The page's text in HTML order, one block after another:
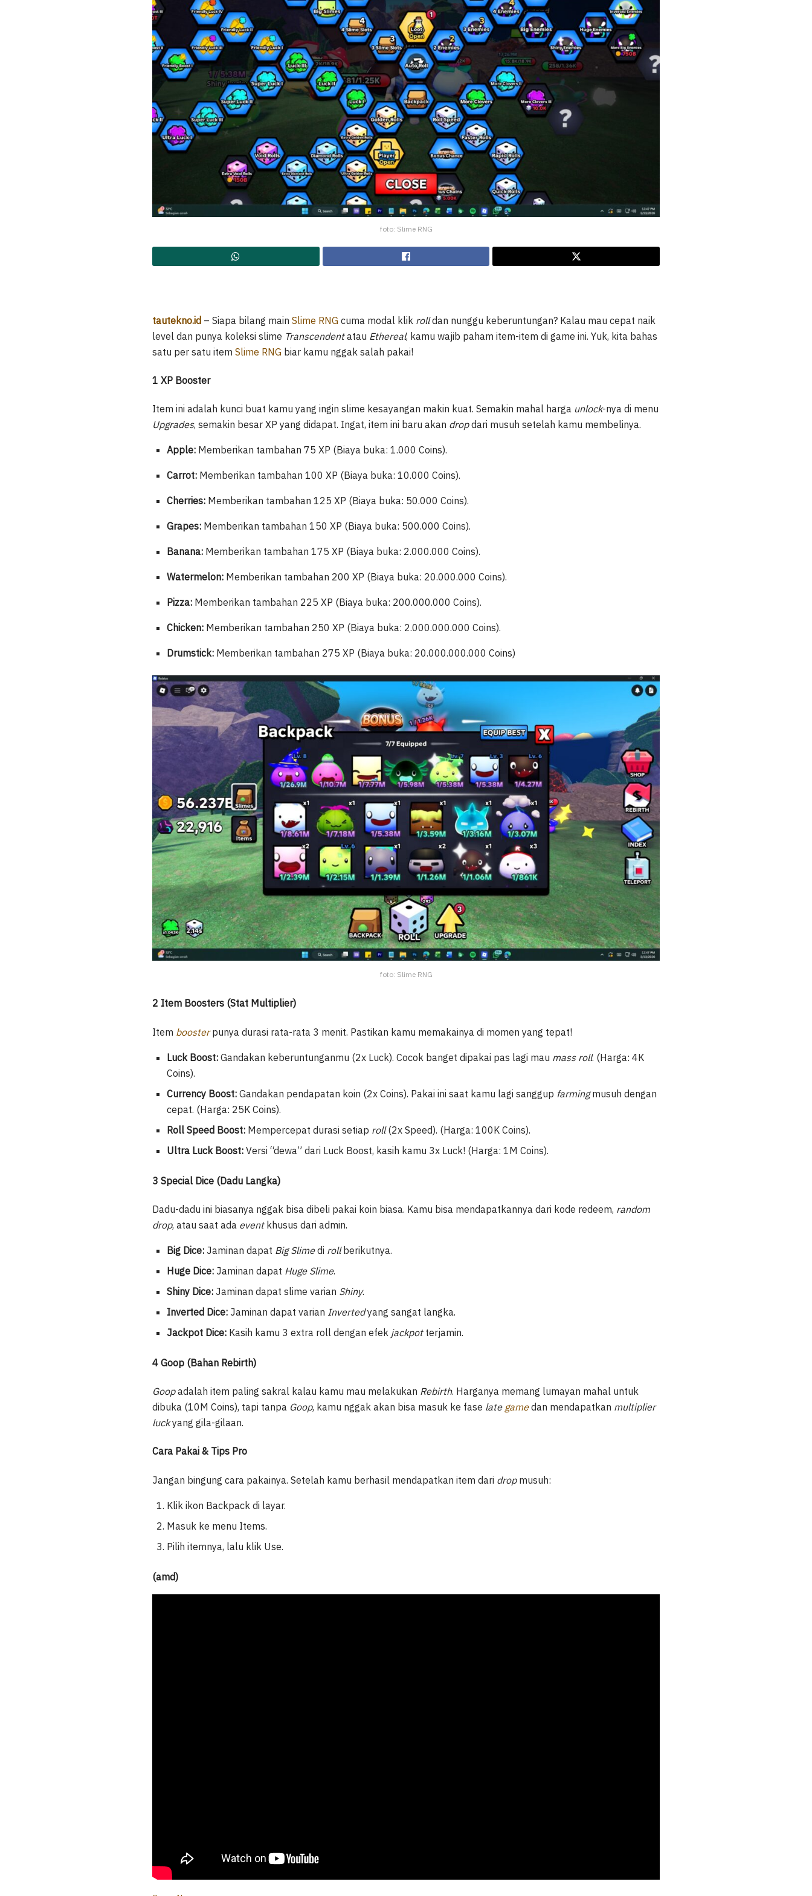
foto: Slime RNG
tautekno.id – Siapa bilang main Slime RNG cuma modal klik rolldan nunggu keberuntungan? Kalau mau cepat naik
level dan punya koleksi slime Transcendentatau Ethereal, kamu wajib paham item-item di game ini. Yuk, kita bahas
satu per satu item Slime RNG biar kamu nggak salah pakai!
1 XP Booster
Item ini adalah kunci buat kamu yang ingin slime kesayangan makin kuat. Semakin mahal harga unlock-nya di menu
Upgrades, semakin besar XP yang didapat. Ingat, item ini baru akan dropdari musuh setelah kamu membelinya.
Apple: Memberikan tambahan 75 XP (Biaya buka: 1.000 Coins).
Carrot: Memberikan tambahan 100 XP (Biaya buka: 10.000 Coins).
Cherries: Memberikan tambahan 125 XP (Biaya buka: 50.000 Coins).
Grapes: Memberikan tambahan 150 XP (Biaya buka: 500.000 Coins).
Banana: Memberikan tambahan 175 XP (Biaya buka: 2.000.000 Coins).
Watermelon: Memberikan tambahan 200 XP (Biaya buka: 20.000.000 Coins).
Pizza: Memberikan tambahan 225 XP (Biaya buka: 200.000.000 Coins).
Chicken: Memberikan tambahan 250 XP (Biaya buka: 2.000.000.000 Coins).
Drumstick: Memberikan tambahan 275 XP (Biaya buka: 20.000.000.000 Coins)
foto: Slime RNG
2 Item Boosters (Stat Multiplier)
Item booster punya durasi rata-rata 3 menit. Pastikan kamu memakainya di momen yang tepat!
Luck Boost: Gandakan keberuntunganmu (2x Luck). Cocok banget dipakai pas lagi mau mass roll. (Harga: 4K
Coins).
Currency Boost: Gandakan pendapatan koin (2x Coins). Pakai ini saat kamu lagi sanggup farmingmusuh dengan
cepat. (Harga: 25K Coins).
Roll Speed Boost: Mempercepat durasi setiap roll(2x Speed). (Harga: 100K Coins).
Ultra Luck Boost: Versi “dewa” dari Luck Boost, kasih kamu 3x Luck! (Harga: 1M Coins).
3 Special Dice (Dadu Langka)
Dadu-dadu ini biasanya nggak bisa dibeli pakai koin biasa. Kamu bisa mendapatkannya dari kode redeem, random
drop, atau saat ada eventkhusus dari admin.
Big Dice: Jaminan dapat Big Slimedi rollberikutnya.
Huge Dice: Jaminan dapat Huge Slime.
Shiny Dice: Jaminan dapat slime varian Shiny.
Inverted Dice: Jaminan dapat varian Invertedyang sangat langka.
Jackpot Dice: Kasih kamu 3 extra roll dengan efek jackpotterjamin.
4 Goop (Bahan Rebirth)
Goopadalah item paling sakral kalau kamu mau melakukan Rebirth. Harganya memang lumayan mahal untuk
dibuka (10M Coins), tapi tanpa Goop, kamu nggak akan bisa masuk ke fase late gamedan mendapatkan multiplier
luckyang gila-gilaan.
Cara Pakai & Tips Pro
Jangan bingung cara pakainya. Setelah kamu berhasil mendapatkan item dari dropmusuh:
Klik ikon Backpack di layar.
Masuk ke menu Items.
Pilih itemnya, lalu klik Use.
(amd)